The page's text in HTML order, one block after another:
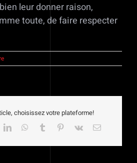
leur donner raison,
toute, de faire respecter
choisissez votre plateforme!
LinkedInWhatsApp
Tumblr Pinterest
Vk Email